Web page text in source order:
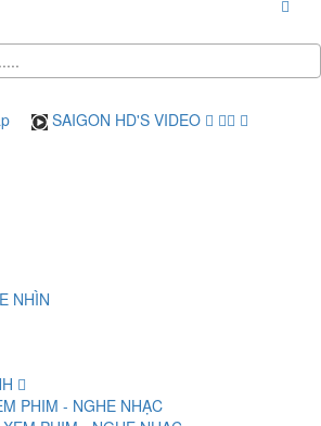
SAIGON HD'S VIDEO
NHÌN
PHIM - NGHE NHẠC